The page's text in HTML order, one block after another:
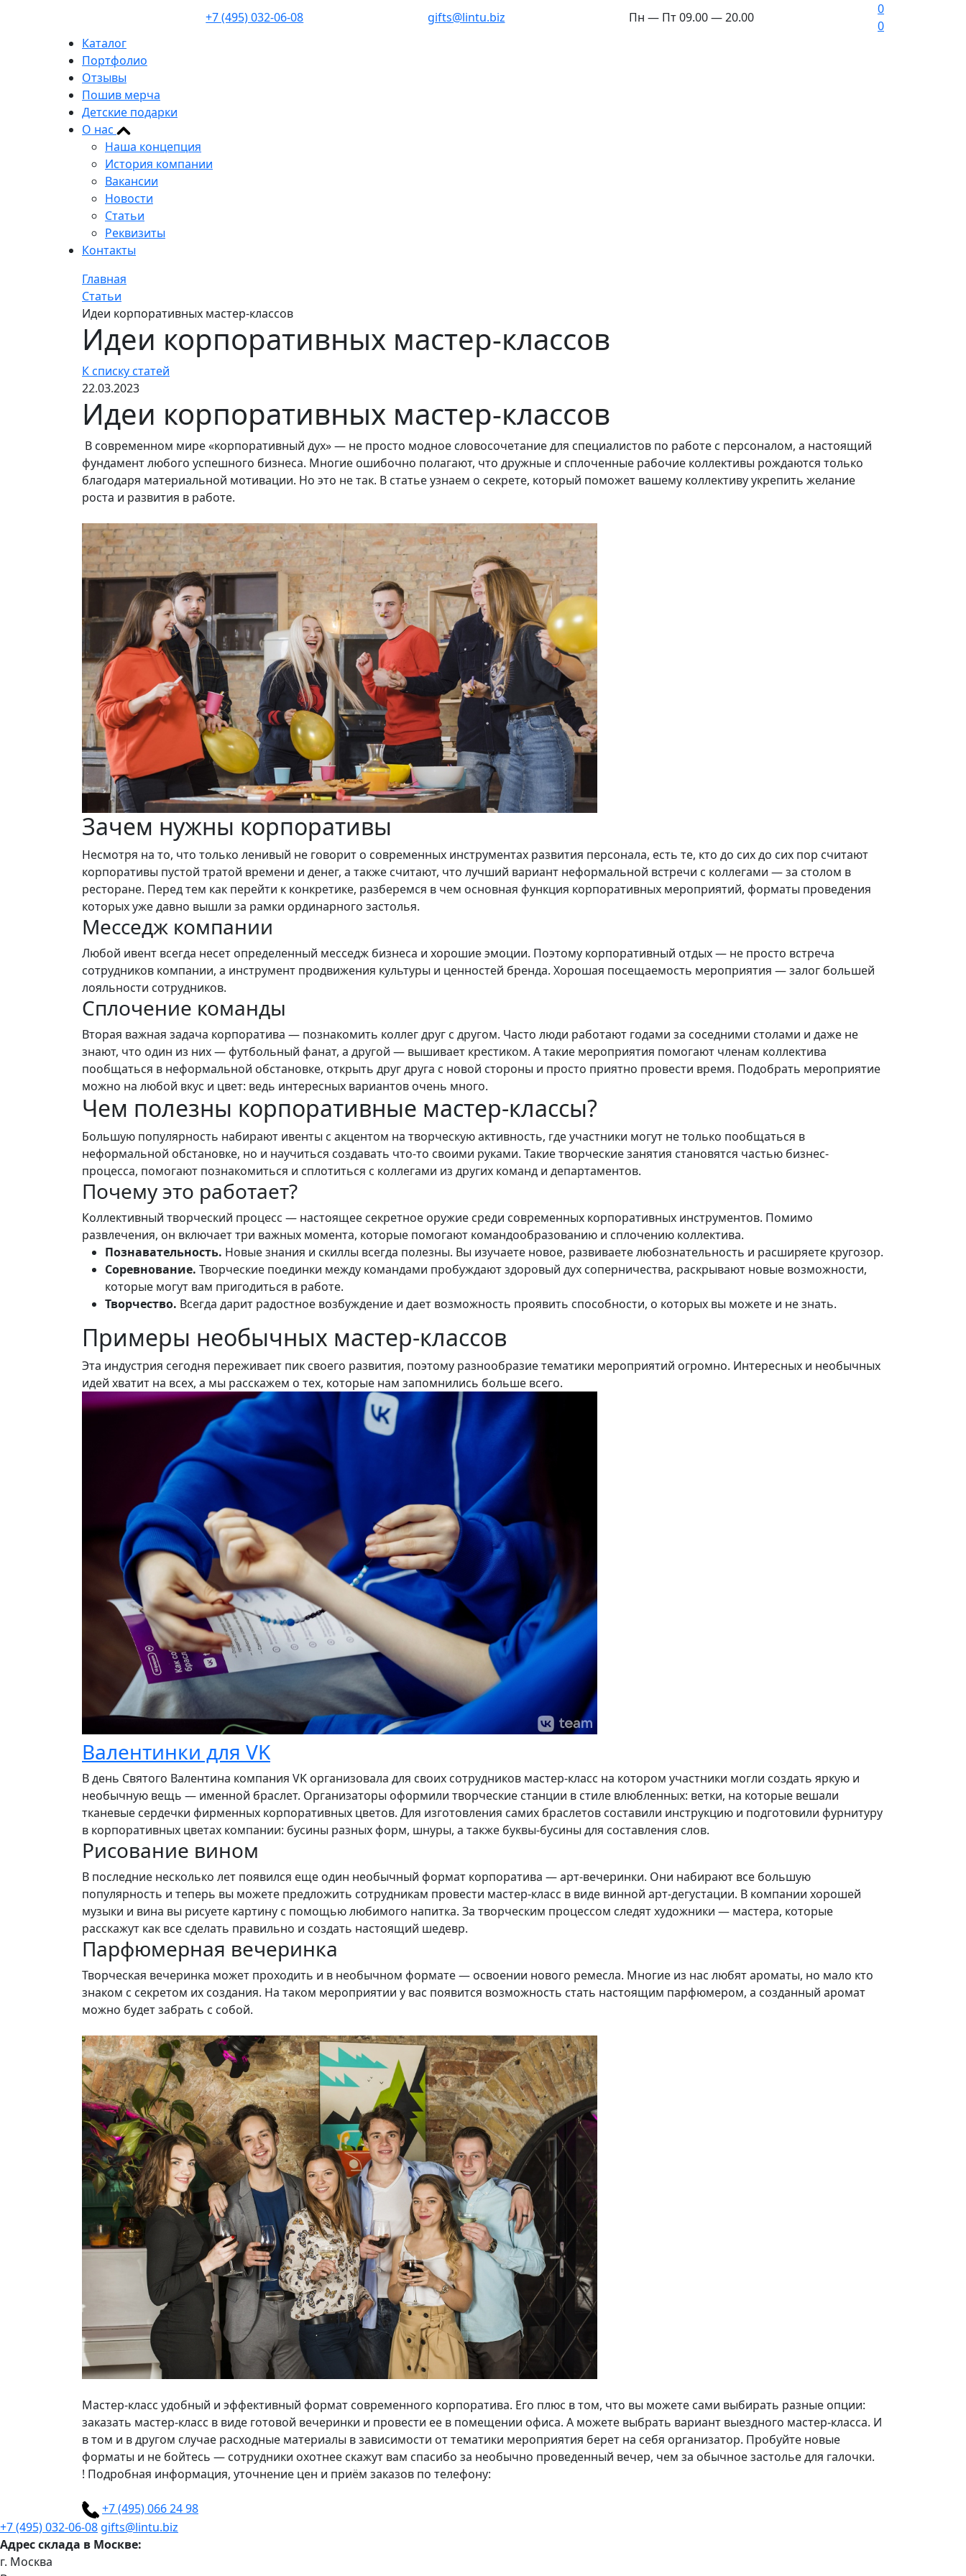
+7 (495) 032-06-08 gifts@lintu.biz Пн — Пт 09.00 — 20.00
0
0
Каталог
Портфолио
Отзывы
Пошив мерча
Детские подарки
О нас
Наша концепция
История компании
Вакансии
Новости
Статьи
Реквизиты
Контакты
Главная
Статьи
Идеи корпоративных мастер-классов
Идеи корпоративных мастер-классов
К списку статей
22.03.2023
Идеи корпоративных мастер-классов
В современном мире «корпоративный дух» — не просто модное словосочетание для специалистов по работе с персоналом, а настоящий
фундамент любого успешного бизнеса. Многие ошибочно полагают, что дружные и сплоченные рабочие коллективы рождаются только
благодаря материальной мотивации. Но это не так. В статье узнаем о секрете, который поможет вашему коллективу укрепить желание
роста и развития в работе.
Зачем нужны корпоративы
Несмотря на то, что только ленивый не говорит о современных инструментах развития персонала, есть те, кто до сих до сих пор считают
корпоративы пустой тратой времени и денег, а также считают, что лучший вариант неформальной встречи с коллегами — за столом в
ресторане. Перед тем как перейти к конкретике, разберемся в чем основная функция корпоративных мероприятий, форматы проведения
которых уже давно вышли за рамки ординарного застолья.
Месседж компании
Любой ивент всегда несет определенный месседж бизнеса и хорошие эмоции. Поэтому корпоративный отдых — не просто встреча
сотрудников компании, а инструмент продвижения культуры и ценностей бренда. Хорошая посещаемость мероприятия — залог большей
лояльности сотрудников.
Сплочение команды
Вторая важная задача корпоратива — познакомить коллег друг с другом. Часто люди работают годами за соседними столами и даже не
знают, что один из них — футбольный фанат, а другой — вышивает крестиком. А такие мероприятия помогают членам коллектива
пообщаться в неформальной обстановке, открыть друг друга с новой стороны и просто приятно провести время. Подобрать мероприятие
можно на любой вкус и цвет: ведь интересных вариантов очень много.
Чем полезны корпоративные мастер-классы?
Большую популярность набирают ивенты с акцентом на творческую активность, где участники могут не только пообщаться в
неформальной обстановке, но и научиться создавать что-то своими руками. Такие творческие занятия становятся частью бизнес-
процесса, помогают познакомиться и сплотиться с коллегами из других команд и департаментов.
Почему это работает?
Коллективный творческий процесс — настоящее секретное оружие среди современных корпоративных инструментов. Помимо
развлечения, он включает три важных момента, которые помогают командообразованию и сплочению коллектива.
Познавательность. Новые знания и скиллы всегда полезны. Вы изучаете новое, развиваете любознательность и расширяете кругозор.
Соревнование. Творческие поединки между командами пробуждают здоровый дух соперничества, раскрывают новые возможности,
которые могут вам пригодиться в работе.
Творчество. Всегда дарит радостное возбуждение и дает возможность проявить способности, о которых вы можете и не знать.
Примеры необычных мастер-классов
Эта индустрия сегодня переживает пик своего развития, поэтому разнообразие тематики мероприятий огромно. Интересных и необычных
идей хватит на всех, а мы расскажем о тех, которые нам запомнились больше всего.
Валентинки для VK
В день Святого Валентина компания VK организовала для своих сотрудников мастер-класс на котором участники могли создать яркую и
необычную вещь — именной браслет. Организаторы оформили творческие станции в стиле влюбленных: ветки, на которые вешали
тканевые сердечки фирменных корпоративных цветов. Для изготовления самих браслетов составили инструкцию и подготовили фурнитуру
в корпоративных цветах компании: бусины разных форм, шнуры, а также буквы-бусины для составления слов.
Рисование вином
В последние несколько лет появился еще один необычный формат корпоратива — арт-вечеринки. Они набирают все большую
популярность и теперь вы можете предложить сотрудникам провести мастер-класс в виде винной арт-дегустации. В компании хорошей
музыки и вина вы рисуете картину с помощью любимого напитка. За творческим процессом следят художники — мастера, которые
расскажут как все сделать правильно и создать настоящий шедевр.
Парфюмерная вечеринка
Творческая вечеринка может проходить и в необычном формате — освоении нового ремесла. Многие из нас любят ароматы, но мало кто
знаком с секретом их создания. На таком мероприятии у вас появится возможность стать настоящим парфюмером, а созданный аромат
можно будет забрать с собой.
Мастер-класс удобный и эффективный формат современного корпоратива. Его плюс в том, что вы можете сами выбирать разные опции:
заказать мастер-класс в виде готовой вечеринки и провести ее в помещении офиса. А можете выбрать вариант выездного мастер-класса. И
в том и в другом случае расходные материалы в зависимости от тематики мероприятия берет на себя организатор. Пробуйте новые
форматы и не бойтесь — сотрудники охотнее скажут вам спасибо за необычно проведенный вечер, чем за обычное застолье для галочки.
! Подробная информация, уточнение цен и приём заказов по телефону:
+7 (495) 066 24 98
+7 (495) 032-06-08 gifts@lintu.biz
Адрес склада в Москве:
г. Москва